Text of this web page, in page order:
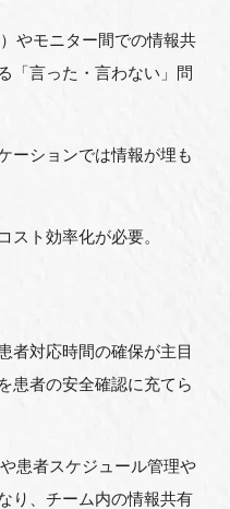
やモニター間での情報共
「言った・言わない」問
ーションでは情報が埋も
スト効率化が必要。
者対応時間の確保が主目
患者の安全確認に充てら
患者スケジュール管理や
り、チーム内の情報共有